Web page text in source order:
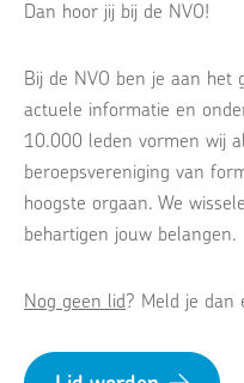
Dan hoor jij bij de NVO!
Bij de NVO ben je aan het
actuele informatie en
10.000 leden vormen wij
beroepsvereniging van
hoogste orgaan. We
behartigen jouw belangen.
Nog geen lid? Meld je dan